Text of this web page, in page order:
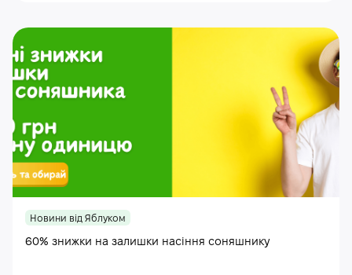
Новини від Яблуком
60% знижки на залишки насіння соняшнику